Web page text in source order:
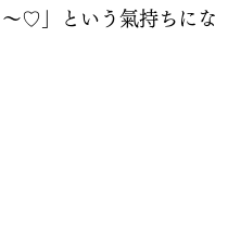
♡」という氣持ちにな